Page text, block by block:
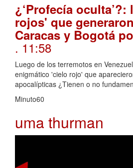
¿‘Profecía
rojos' que
Caracas y Bogotá
. 11:58
Luego de los terremotos en
enigmático 'cielo rojo' que
apocalípticas ¿Tienen o no
Minuto60
uma thurman